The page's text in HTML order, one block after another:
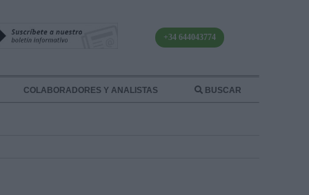
+34 644043774
COLABORADORES Y ANALISTAS BUSCAR